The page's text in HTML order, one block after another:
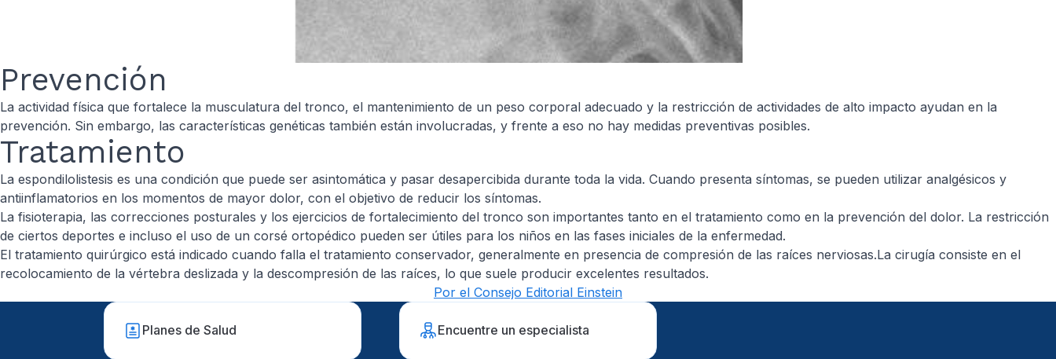
Prevención
La actividad física que fortalece la musculatura del tronco, el mantenimiento de un peso corporal adecuado y la restricción de actividades de alto impacto ayudan en la
prevención. Sin embargo, las características genéticas también están involucradas, y frente a eso no hay medidas preventivas posibles.
Tratamiento
La espondilolistesis es una condición que puede ser asintomática y pasar desapercibida durante toda la vida. Cuando presenta síntomas, se pueden utilizar analgésicos y
antiinflamatorios en los momentos de mayor dolor, con el objetivo de reducir los síntomas.
La fisioterapia, las correcciones posturales y los ejercicios de fortalecimiento del tronco son importantes tanto en el tratamiento como en la prevención del dolor. La restricción
de ciertos deportes e incluso el uso de un corsé ortopédico pueden ser útiles para los niños en las fases iniciales de la enfermedad.
El tratamiento quirúrgico está indicado cuando falla el tratamiento conservador, generalmente en presencia de compresión de las raíces nerviosas.La cirugía consiste en el
recolocamiento de la vértebra deslizada y la descompresión de las raíces, lo que suele producir excelentes resultados.
Por el Consejo Editorial Einstein
Planes de Salud Encuentre un especialista